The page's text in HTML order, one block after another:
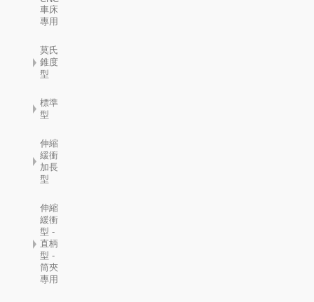
車床
專用
莫氏
錐度
型
標準
型
伸縮
緩衝
加長
型
伸縮
緩衝
型 -
直柄
型 -
筒夾
專用